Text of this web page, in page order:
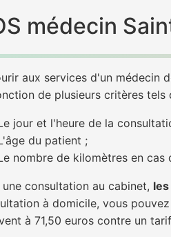
médecin
aux services d'un médecin
de plusieurs critères tels
jour et l'heure de la
du patient ;
nombre de kilomètres en
une consultation au cabinet,
à domicile, vous
à 71,50 euros contre un